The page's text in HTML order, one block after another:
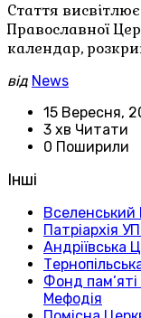
Стаття
Православної
календар,
від News
15 Вересня,
3 хв Читати
0 Поширили
Інші
Вселенський
Патріархія
Андріївська
Фонд
Мефодія